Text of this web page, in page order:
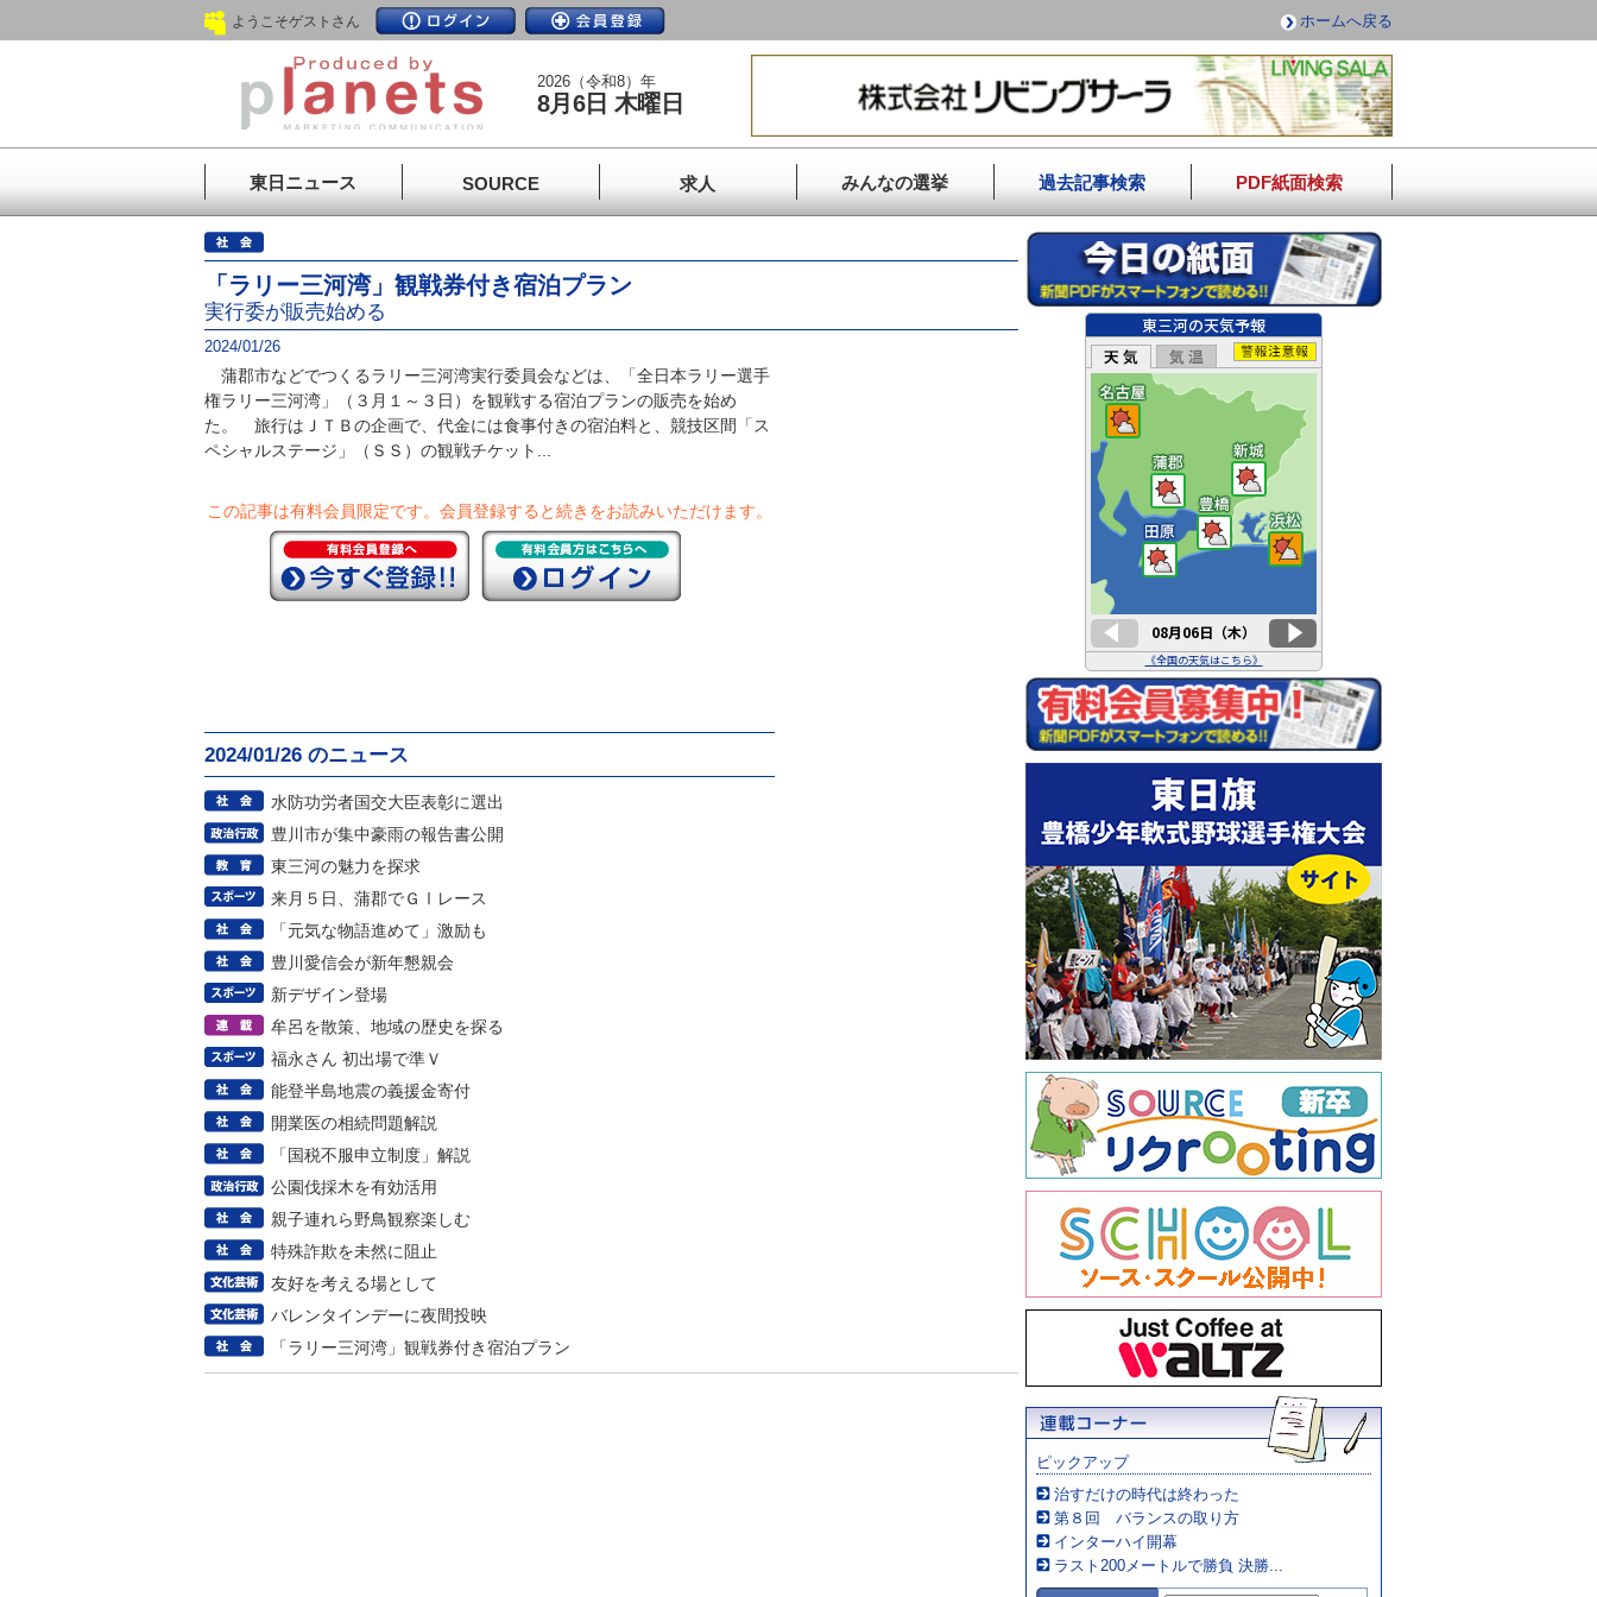
ようこそゲストさん ホームへ戻る
2026（令和8）年
8月6日 木曜日
東日ニュース SOURCE 求人 みんなの選挙 過去記事検索 PDF紙面検索
「ラリー三河湾」観戦券付き宿泊プラン
実行委が販売始める
2024/01/26
蒲郡市などでつくるラリー三河湾実行委員会などは、「全日本ラリー選手
権ラリー三河湾」（３月１～３日）を観戦する宿泊プランの販売を始め
た。 旅行はＪＴＢの企画で、代金には食事付きの宿泊料と、競技区間「ス
ペシャルステージ」（ＳＳ）の観戦チケット...
この記事は有料会員限定です。 会員登録すると続きをお読みいただけます。
2024/01/26 のニュース
水防功労者国交大臣表彰に選出
豊川市が集中豪雨の報告書公開
東三河の魅力を探求
来月５日、蒲郡でＧⅠレース
「元気な物語進めて」激励も
豊川愛信会が新年懇親会
新デザイン登場
牟呂を散策、地域の歴史を探る
福永さん 初出場で準Ｖ
能登半島地震の義援金寄付
開業医の相続問題解説
「国税不服申立制度」解説
公園伐採木を有効活用
親子連れら野鳥観察楽しむ
特殊詐欺を未然に阻止
友好を考える場として
バレンタインデーに夜間投映
「ラリー三河湾」観戦券付き宿泊プラン
ピックアップ
治すだけの時代は終わった
第８回 バランスの取り方
インターハイ開幕
ラスト200メートルで勝負 決勝...